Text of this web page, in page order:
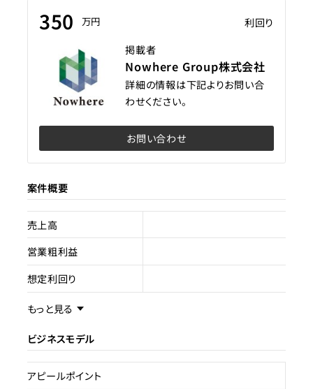
350 万円
利回り
掲載者
Nowhere Group株式会社
詳細の情報は下記よりお問い合
わせください。
お問い合わせ
案件概要
売上高
営業粗利益
想定利回り
売却スキーム
権利
売却理由
もっと見る
ビジネスモデル
アピールポイント